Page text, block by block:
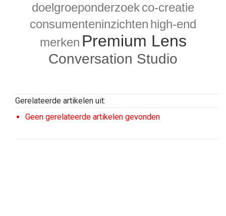
doelgroeponderzoekco-creatie
consumenteninzichten high-end
merken Premium Lens
Conversation Studio
Gerelateerde artikelen uit:
Geen gerelateerde artikelen gevonden